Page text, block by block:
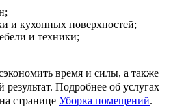
и кухонных поверхностей;
и техники;
время и силы, а также
результат. Подробнее об услугах
странице Уборка помещений.